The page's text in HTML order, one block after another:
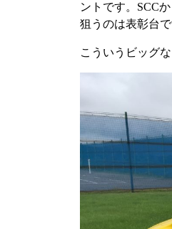
ントです。SCC
狙うのは表彰台
こういうビッグ